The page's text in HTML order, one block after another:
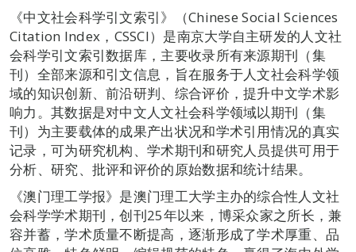
《中文社会科学引文索引》（Chinese Social Sciences
Citation Index，CSSCI）是南京大学自主研发的人文社
会科学引文索引数据库，主要收录所有来源期刊（集
刊）全部来源和引文信息，旨在服务于人文社会科学领
域的知识创新、前沿研判、综合评价，提升中文学术影
响力。其数据是对中文人文社会科学领域以期刊（集
刊）为主要载体的成果产出状况和学术引用情况的真实
记录，可为研究机构、学术期刊和研究人员提供可用于
分析、研究、批评和评价的原始数据和统计结果。
《澳门理工学报》是澳门理工大学主办的综合性人文社
会科学学术期刊，创刊25年以来，博采众家之所长，兼
容并蓄，学术质量不断提高，逐渐形成了学术厚重、品